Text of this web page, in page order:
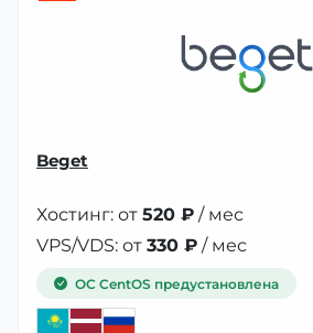
Beget
Хостинг: от 520 ₽ / мес
VPS/VDS: от 330 ₽ / мес
ОС CentOS предустановлена